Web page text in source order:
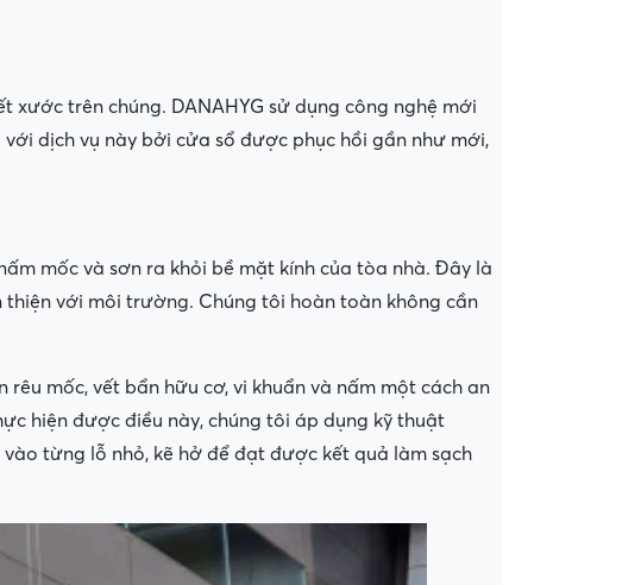
xước trên chúng. DANAHYG sử dụng công nghệ mới
dịch vụ này bởi cửa sổ được phục hồi gần như mới,
mốc và sơn ra khỏi bề mặt kính của tòa nhà. Đây là
với môi trường. Chúng tôi hoàn toàn không cần
mốc, vết bẩn hữu cơ, vi khuẩn và nấm một cách an
hiện được điều này, chúng tôi áp dụng kỹ thuật
từng lỗ nhỏ, kẽ hở để đạt được kết quả làm sạch